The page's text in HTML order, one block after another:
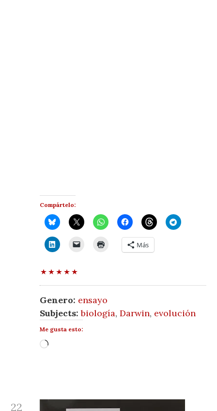
Compártelo:
Más
Genero: ensayo
Subjects: biología,Darwin, evolución
Me gusta esto:
Cargando...
22